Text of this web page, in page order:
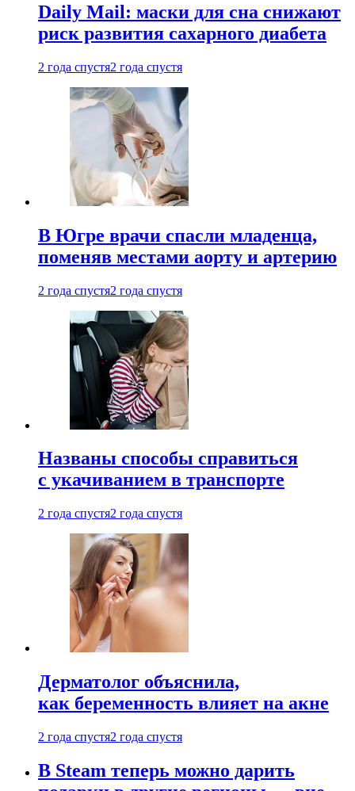
Daily Mail: маски для сна снижают
риск развития сахарного диабета
2 года спустя2 года спустя
В Югре врачи спасли младенца,
поменяв местами аорту и артерию
2 года спустя2 года спустя
Названы способы справиться
с укачиванием в транспорте
2 года спустя2 года спустя
Дерматолог объяснила,
как беременность влияет на акне
2 года спустя2 года спустя
В Steam теперь можно дарить